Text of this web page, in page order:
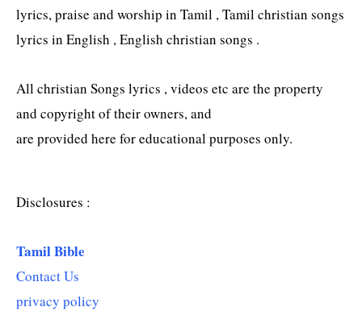
lyrics, praise and worship in Tamil , Tamil christian songs
lyrics in English , English christian songs .
All christian Songs lyrics , videos etc are the property
and copyright of their owners, and
are provided here for educational purposes only.
Disclosures :
Tamil Bible
Contact Us
privacy policy